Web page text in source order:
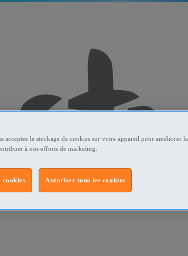
acceptez le stockage de cookies sur votre appareil pour améliorer la
à nos efforts de marketing.
Autoriser tous les cookies
cookies